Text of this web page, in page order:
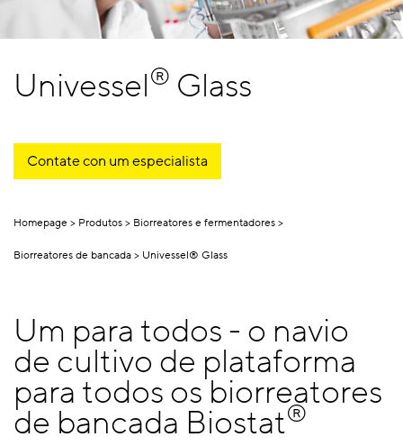
Univessel® Glass
Contate con um especialista
Homepage Produtos Biorreatores e fermentadores
Biorreatores de bancada Univessel® Glass
Um para todos - o navio
de cultivo de plataforma
para todos os biorreatores
de bancada Biostat®